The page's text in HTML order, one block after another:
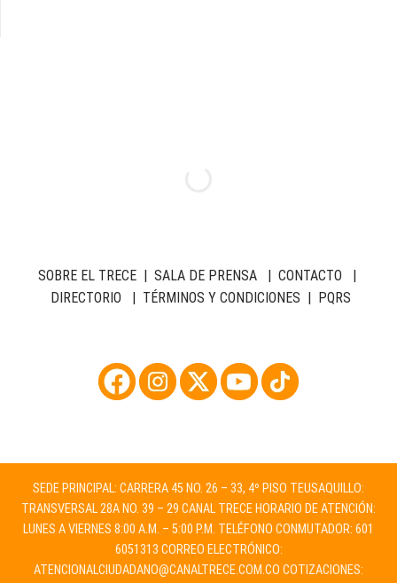
SOBRE EL TRECE| SALA DE PRENSA| CONTACTO |
DIRECTORIO | TÉRMINOS Y CONDICIONES | PQRS
SEDE PRINCIPAL: CARRERA 45 NO. 26 – 33, 4º PISO TEUSAQUILLO:
TRANSVERSAL 28A NO. 39 – 29 CANAL TRECE HORARIO DE ATENCIÓN:
LUNES A VIERNES 8:00 A.M. – 5:00 P.M. TELÉFONO CONMUTADOR: 601
6051313 CORREO ELECTRÓNICO:
ATENCIONALCIUDADANO@CANALTRECE.COM.CO COTIZACIONES: